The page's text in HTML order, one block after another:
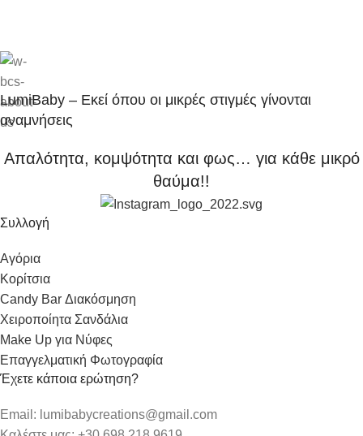
LumiBaby – Εκεί όπου οι μικρές στιγμές γίνονται
αναμνήσεις
Απαλότητα, κομψότητα και φως… για κάθε μικρό
θαύμα!!
Συλλογή
Αγόρια
Κορίτσια
Candy Bar Διακόσμηση
Χειροποίητα Σανδάλια
Make Up για Νύφες
Επαγγελματική Φωτογραφία
Έχετε κάποια ερώτηση?
Email: lumibabycreations@gmail.com